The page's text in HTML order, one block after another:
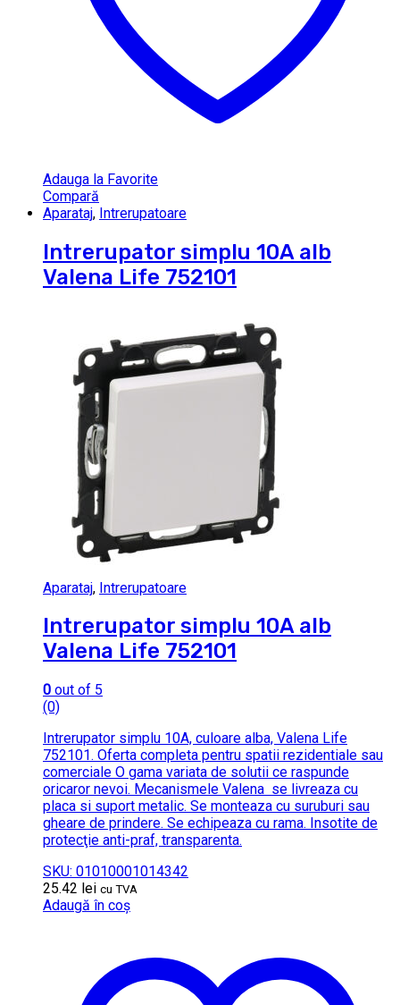
Adauga la Favorite
Compară
Aparataj, Intrerupatoare
Intrerupator simplu 10A alb
Valena Life 752101
Aparataj, Intrerupatoare
Intrerupator simplu 10A alb
Valena Life 752101
0 out of 5
(0)
Intrerupator simplu 10A, culoare alba, Valena Life
752101. Oferta completa pentru spatii rezidentiale sau
comerciale O gama variata de solutii ce raspunde
oricaror nevoi. Mecanismele Valena se livreaza cu
placa si suport metalic. Se monteaza cu suruburi sau
gheare de prindere. Se echipeaza cu rama. Insotite de
protecţie anti-praf, transparenta.
SKU: 01010001014342
25.42 lei cu TVA
Adaugă în coș